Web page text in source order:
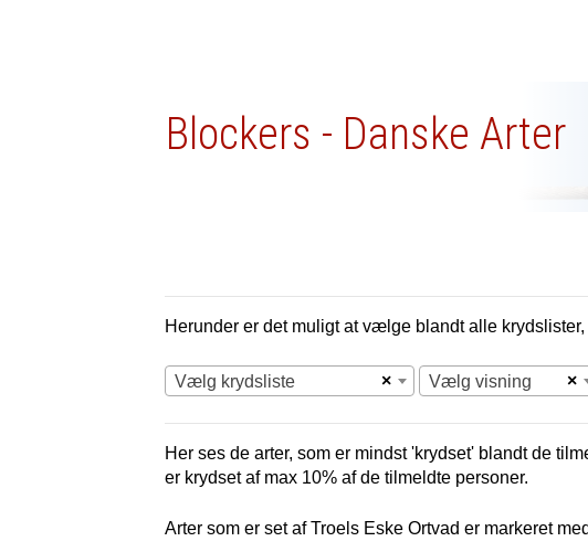
Blockers - Danske Arter
Herunder er det muligt at vælge blandt alle
×
Vælg krydsliste ×
Vælg visning
Her ses de arter, som er mindst 'krydset' blandt de
er krydset af max 10% af de tilmeldte personer.
Arter som er set af Troels Eske Ortvad er markeret